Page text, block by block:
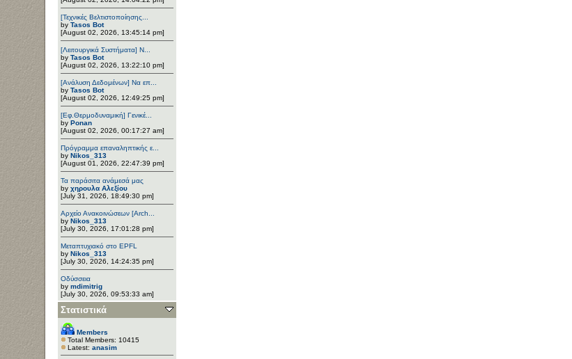
[Τεχνικές Βελτιστοποίησης...
by Tasos Bot
[August 02, 2026, 13:45:14 pm]
[Λειτουργικά Συστήματα] Ν...
by Tasos Bot
[August 02, 2026, 13:22:10 pm]
[Ανάλυση Δεδομένων] Να επ...
by Tasos Bot
[August 02, 2026, 12:49:25 pm]
[Εφ.Θερμοδυναμική] Γενικέ...
by Ponan
[August 02, 2026, 00:17:27 am]
Πρόγραμμα επαναληπτικής ε...
by Nikos_313
[August 01, 2026, 22:47:39 pm]
Τα παράσιτα ανάμεσά μας
by χηρουλα Αλεξίου
[July 31, 2026, 18:49:30 pm]
Αρχείο Ανακοινώσεων [Arch...
by Nikos_313
[July 30, 2026, 17:01:28 pm]
Μεταπτυχιακό στο EPFL
by Nikos_313
[July 30, 2026, 14:24:35 pm]
Οδύσσεια
by mdimitrig
[July 30, 2026, 09:53:33 am]
Στατιστικά
Members
Total Members: 10415
Latest: anasim